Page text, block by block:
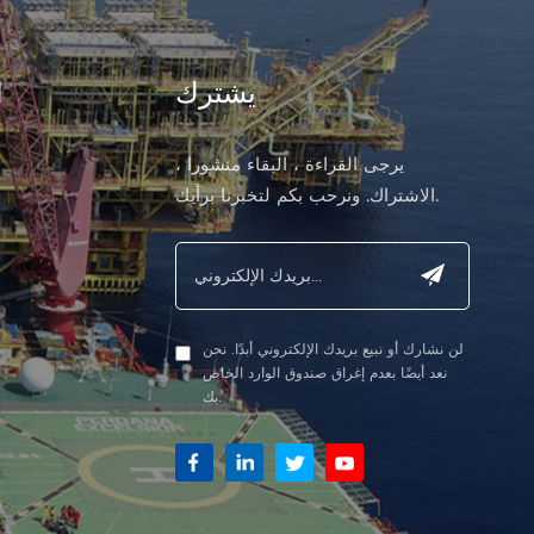
يشترك
يرجى القراءة ، البقاء منشورا ،
الاشتراك. ونرحب بكم لتخبرنا برأيك.
لن نشارك أو نبيع بريدك الإلكتروني أبدًا. نحن
نعد أيضًا بعدم إغراق صندوق الوارد الخاص
بك.